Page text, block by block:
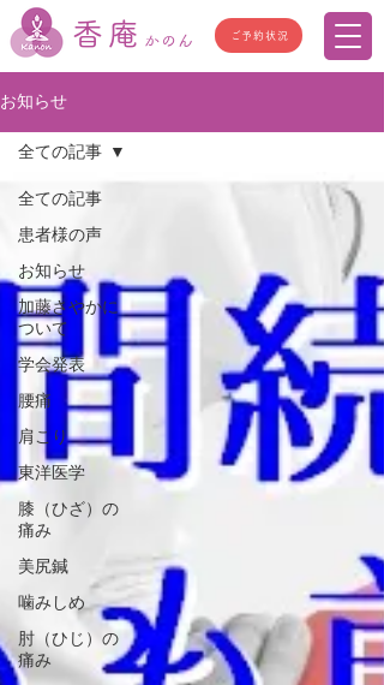
香庵 かのん ご予約状況
お知らせ
全ての記事
患者様の声
お知らせ
加藤さやかに
ついて
学会発表
腰痛
肩こり
東洋医学
膝（ひざ）の
痛み
美尻鍼
噛みしめ
肘（ひじ）の
痛み
全ての記事